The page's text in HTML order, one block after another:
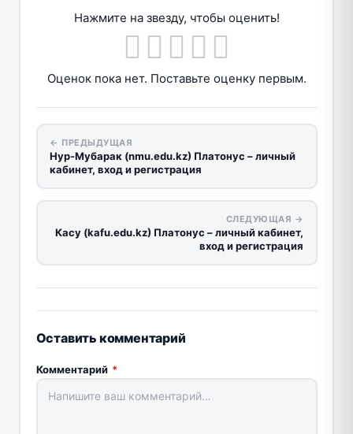
Нажмите на звезду, чтобы оценить!
Оценок пока нет. Поставьте оценку первым.
← ПРЕДЫДУЩАЯ
Нур-Мубарак (nmu.edu.kz) Платонус – личный
кабинет, вход и регистрация
СЛЕДУЮЩАЯ →
Касу (kafu.edu.kz) Платонус – личный кабинет,
вход и регистрация
Оставить комментарий
Комментарий *